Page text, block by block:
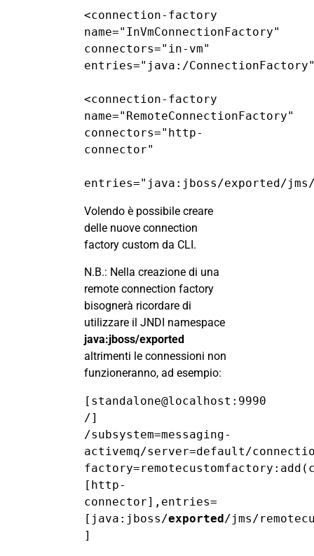
<connection-factory
name="InVmConnectionFactory"
connectors="in-vm"
entries="java:/
<connection-factory
name="RemoteConnectionFactory"
connectors="http-
connector"
entries="java:jboss/exported/jms/
Volendo è possibile creare
delle nuove connection
factory custom da CLI.
N.B.: Nella creazione di una
remote connection factory
bisognerà ricordare di
utilizzare il JNDI namespace
java:jboss/exported
altrimenti le connessioni non
funzioneranno, ad esempio:
[standalone@localhost:9990
/]
/subsystem=messaging-
activemq/server=default/
[http-
connector],entries=
[java:jboss/exported/jms/
]